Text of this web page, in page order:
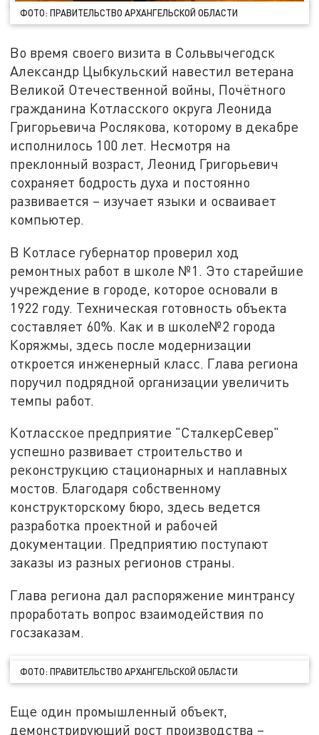
ФОТО: ПРАВИТЕЛЬСТВО АРХАНГЕЛЬСКОЙ ОБЛАСТИ
Во время своего визита в Сольвычегодск
Александр Цыбкульский навестил ветерана
Великой Отечественной войны, Почётного
гражданина Котласского округа Леонида
Григорьевича Рослякова, которому в декабре
исполнилось 100 лет. Несмотря на
преклонный возраст, Леонид Григорьевич
сохраняет бодрость духа и постоянно
развивается – изучает языки и осваивает
компьютер.
В Котласе губернатор проверил ход
ремонтных работ в школе №1. Это старейшие
учреждение в городе, которое основали в
1922 году. Техническая готовность объекта
составляет 60%. Как и в школе№2 города
Коряжмы, здесь после модернизации
откроется инженерный класс. Глава региона
поручил подрядной организации увеличить
темпы работ.
Котласское предприятие "СталкерСевер"
успешно развивает строительство и
реконструкцию стационарных и наплавных
мостов. Благодаря собственному
конструкторскому бюро, здесь ведется
разработка проектной и рабочей
документации. Предприятию поступают
заказы из разных регионов страны.
Глава региона дал распоряжение минтрансу
проработать вопрос взаимодействия по
госзаказам.
ФОТО: ПРАВИТЕЛЬСТВО АРХАНГЕЛЬСКОЙ ОБЛАСТИ
Еще один промышленный объект,
демонстрирующий рост производства –